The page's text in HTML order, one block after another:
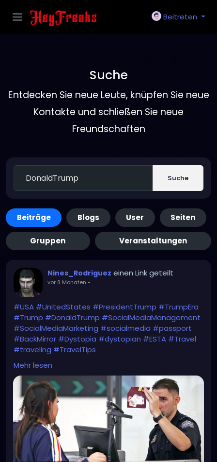
Beitreten
Suche
Entdecken Sie neue Leute, knüpfen Sie neue
Kontakte und schließen Sie neue
Freundschaften
Suche
Beiträge Blogs User Seiten
Gruppen Veranstaltungen
Nines_Rodriguez einen Link geteilt
vor 8 Monaten -
#USA #UnitedStates #PresidentTrump #TrumpEra
#Trump #DonaldTrump #SocialMediaManagement
#SocialMediaMarketing #socialmedia #passport
#BackMirror #Dystopia #dystopian #ESTA #Travel
#traveling #TravelTips
WTF?!
https://www.bbc.com/news/articles/c1dz0g2ykpeo
Mehr lesen